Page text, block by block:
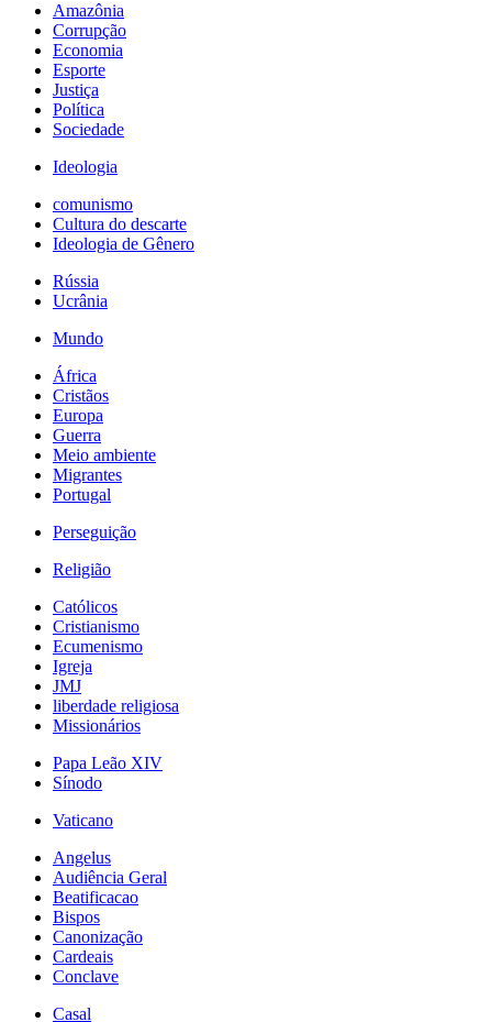
Amazônia
Corrupção
Economia
Esporte
Justiça
Política
Sociedade
Ideologia
comunismo
Cultura do descarte
Ideologia de Gênero
Rússia
Ucrânia
Mundo
África
Cristãos
Europa
Guerra
Meio ambiente
Migrantes
Portugal
Perseguição
Religião
Católicos
Cristianismo
Ecumenismo
Igreja
JMJ
liberdade religiosa
Missionários
Papa Leão XIV
Sínodo
Vaticano
Angelus
Audiência Geral
Beatificacao
Bispos
Canonização
Cardeais
Conclave
Casal